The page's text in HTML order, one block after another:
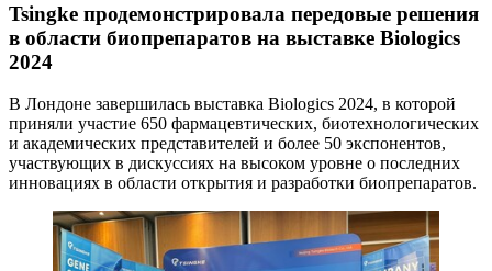
Tsingke продемонстрировала передовые решения
в области биопрепаратов на выставке Biologics
2024
В Лондоне завершилась выставка Biologics 2024, в которой
приняли участие 650 фармацевтических, биотехнологических
и академических представителей и более 50 экспонентов,
участвующих в дискуссиях на высоком уровне о последних
инновациях в области открытия и разработки биопрепаратов.